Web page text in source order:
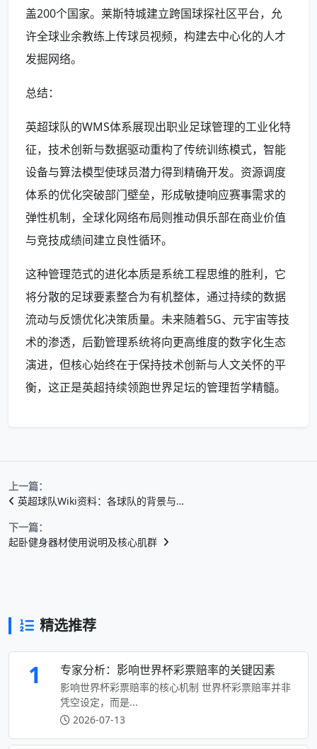
盖200个国家。莱斯特城建立跨国球探社区平台，允
许全球业余教练上传球员视频，构建去中心化的人才
发掘网络。
总结：
英超球队的WMS体系展现出职业足球管理的工业化特
征，技术创新与数据驱动重构了传统训练模式，智能
设备与算法模型使球员潜力得到精确开发。资源调度
体系的优化突破部门壁垒，形成敏捷响应赛事需求的
弹性机制，全球化网络布局则推动俱乐部在商业价值
与竞技成绩间建立良性循环。
这种管理范式的进化本质是系统工程思维的胜利，它
将分散的足球要素整合为有机整体，通过持续的数据
流动与反馈优化决策质量。未来随着5G、元宇宙等技
术的渗透，后勤管理系统将向更高维度的数字化生态
演进，但核心始终在于保持技术创新与人文关怀的平
衡，这正是英超持续领跑世界足坛的管理哲学精髓。
上一篇：
英超球队Wiki资料：各球队的背景与…
下一篇：
起卧健身器材使用说明及核心肌群
精选推荐
1 专家分析：影响世界杯彩票赔率的关键因素
影响世界杯彩票赔率的核心机制 世界杯彩票赔率并非
凭空设定，而是...
2026-07-13